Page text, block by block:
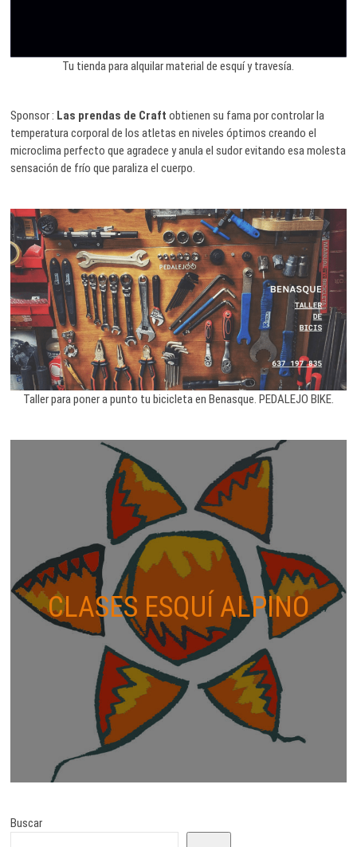
Tu tienda para alquilar material de esquí y travesía.
Sponsor : Las prendas de Craft obtienen su fama por controlar la
temperatura corporal de los atletas en niveles óptimos creando el
microclima perfecto que agradece y anula el sudor evitando esa molesta
sensación de frío que paraliza el cuerpo.
Taller para poner a punto tu bicicleta en Benasque. PEDALEJO BIKE.
CLASES ESQUÍ ALPINO
Buscar